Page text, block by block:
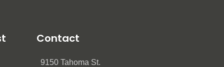
Contact
9150 Tahoma St.